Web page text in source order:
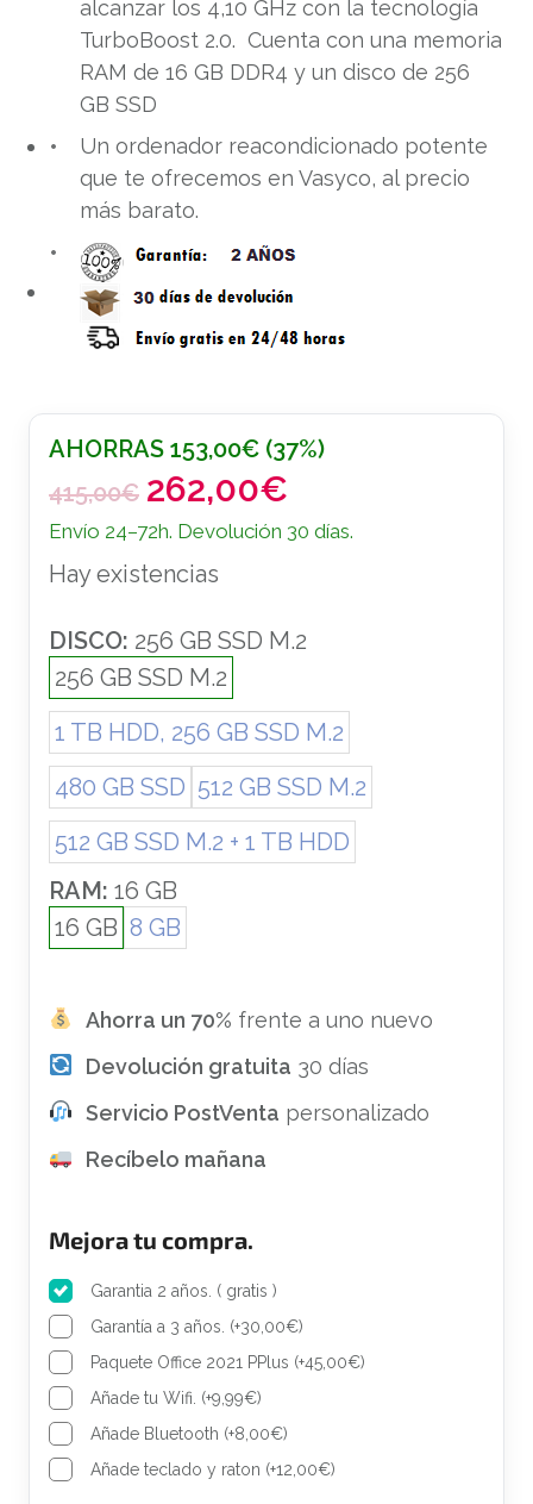
alcanzar los 4,10 GHz con la tecnología
TurboBoost 2.0. Cuenta con una memoria
RAM de 16 GB DDR4 y un disco de 256
GB SSD
Un ordenador reacondicionado potente
que te ofrecemos en Vasyco, al precio
más barato.
AHORRAS 153,00€ (37%)
415,00€ E
l
p
r
c
i
o
o
r
i
g
i
n
a
l
r
:
4
5
0
0
€
.
262,00€
l
p
c
o
a
c
t
u
a
2
2
,
Envío 24–72h. Devolución 30 días.
Hay existencias
DISCO: 256 GB SSD M.2
256 GB SSD M.2
1 TB HDD, 256 GB SSD M.2
480 GB SSD 512 GB SSD M.2
512 GB SSD M.2 + 1 TB HDD
RAM: 16 GB
16 GB 8 GB
Ahorra un 70% frente a uno nuevo
Devolución gratuita 30 días
Servicio PostVenta personalizado
Recíbelo mañana
Mejora tu compra.
Garantia 2 años. ( gratis )
Garantía a 3 años. (+30,00€)
Paquete Office 2021 PPlus (+45,00€)
Añade tu Wifi. (+9,99€)
Añade Bluetooth (+8,00€)
Añade teclado y raton (+12,00€)